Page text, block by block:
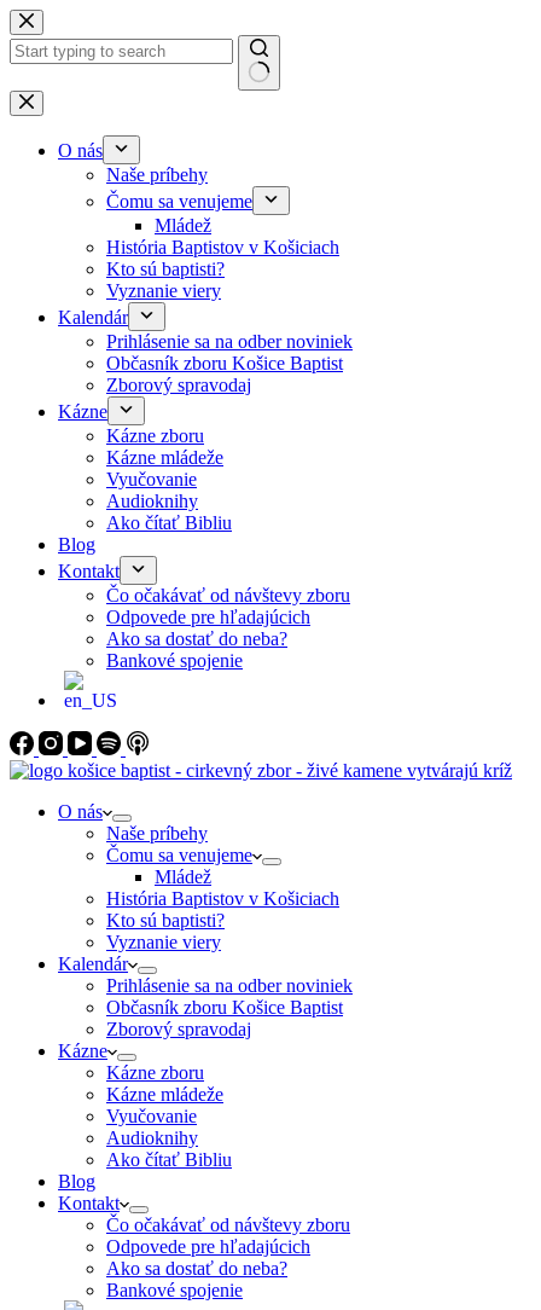
Skip to content
No results
O nás
Naše príbehy
Čomu sa venujeme
Mládež
História Baptistov v Košiciach
Kto sú baptisti?
Vyznanie viery
Kalendár
Prihlásenie sa na odber noviniek
Občasník zboru Košice Baptist
Zborový spravodaj
Kázne
Kázne zboru
Kázne mládeže
Vyučovanie
Audioknihy
Ako čítať Bibliu
Blog
Kontakt
Čo očakávať od návštevy zboru
Odpovede pre hľadajúcich
Ako sa dostať do neba?
Bankové spojenie
O nás
Naše príbehy
Čomu sa venujeme
Mládež
História Baptistov v Košiciach
Kto sú baptisti?
Vyznanie viery
Kalendár
Prihlásenie sa na odber noviniek
Občasník zboru Košice Baptist
Zborový spravodaj
Kázne
Kázne zboru
Kázne mládeže
Vyučovanie
Audioknihy
Ako čítať Bibliu
Blog
Kontakt
Čo očakávať od návštevy zboru
Odpovede pre hľadajúcich
Ako sa dostať do neba?
Bankové spojenie